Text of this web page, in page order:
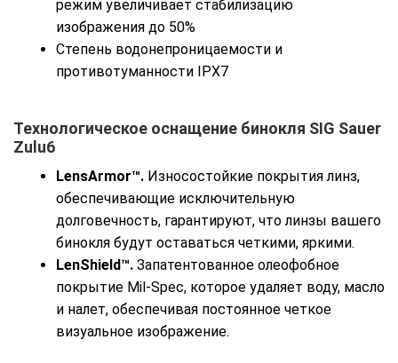
режим увеличивает стабилизацию
изображения до 50%
Степень водонепроницаемости и
противотуманности IPX7
Технологическое оснащение бинокля SIG Sauer
Zulu6
LensArmor™. Износостойкие покрытия линз,
обеспечивающие исключительную
долговечность, гарантируют, что линзы вашего
бинокля будут оставаться четкими, яркими.
LenShield™. Запатентованное олеофобное
покрытие Mil-Spec, которое удаляет воду, масло
и налет, обеспечивая постоянное четкое
визуальное изображение.